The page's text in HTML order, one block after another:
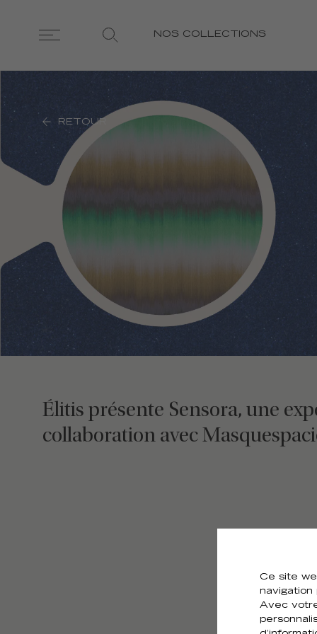
NOS COLLECTIONS
RETOUR
Élitis présente Sensora, une
collaboration avec
Ce site
navigation
Avec